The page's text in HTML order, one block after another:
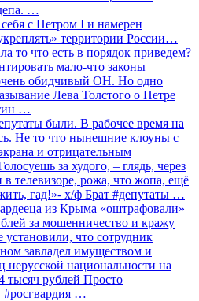
…
с Петром I и намерен
территории России…
то что есть в порядок приведем?
мало-что законы
обидчивый ОН. Но одно
Лева Толстого о Петре
…
были. В рабочее время на
Не то что нынешние клоуны с
и отрицательным
за худого, – глядь, через
в телевизоре, рожа, что жопа, ещё
гад!»- х/ф Брат #депутаты …
из Крыма «оштрафовали»
за мошенничество и кражу
установили, что сотрудник
завладел имуществом и
нерусской национальности на
тысяч рублей Просто
…